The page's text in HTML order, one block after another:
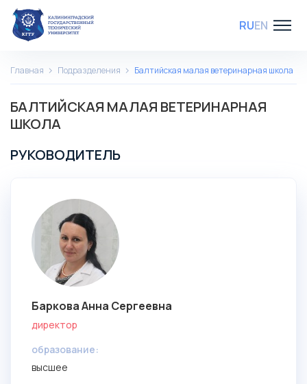
RUEN
Главная Подразделения Балтийская малая ветеринарная школа
БАЛТИЙСКАЯ МАЛАЯ ВЕТЕРИНАРНАЯ
ШКОЛА
РУКОВОДИТЕЛЬ
Баркова Анна Сергеевна
директор
образование:
высшее